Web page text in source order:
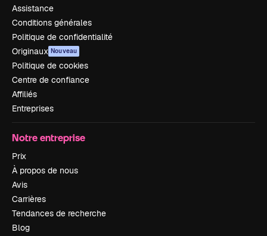
Assistance
Conditions générales
Politique de confidentialité
Originaux Nouveau
Politique de cookies
Centre de confiance
Affiliés
Entreprises
Notre entreprise
Prix
À propos de nous
Avis
Carrières
Tendances de recherche
Blog